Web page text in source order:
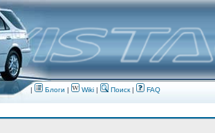
| Блоги | Wiki | Поиск| FAQ